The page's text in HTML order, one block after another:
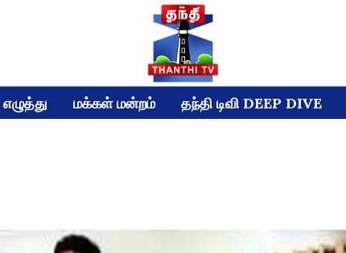
மக்கள் மன்றம் தந்தி டிவி DEEP DIVE